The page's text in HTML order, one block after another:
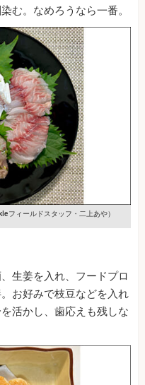
む。なめろうなら一番。
フィールドスタッフ・二上あや）
生姜を入れ、フードプロ
お好みで枝豆などを入れ
活かし、歯応えも残しな